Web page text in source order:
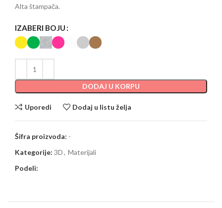
Alta štampača.
IZABERI BOJU
DODAJ U KORPU
Uporedi Dodaj u listu želja
Šifra proizvoda: -
Kategorije: 3D, Materijali
Podeli: